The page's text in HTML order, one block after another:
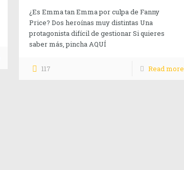
¿Es Emma tan Emma por culpa de Fanny
Price? Dos heroínas muy distintas Una
protagonista difícil de gestionar Si quieres
saber más, pincha AQUÍ
117 Read more